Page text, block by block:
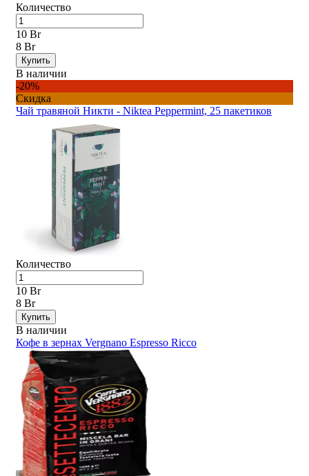
Количество
10 Br
8 Br
Купить
В наличии
-20%
Скидка
Чай травяной Никти - Niktea Peppermint, 25 пакетиков
Количество
10 Br
8 Br
Купить
В наличии
Кофе в зернах Vergnano Espresso Ricco